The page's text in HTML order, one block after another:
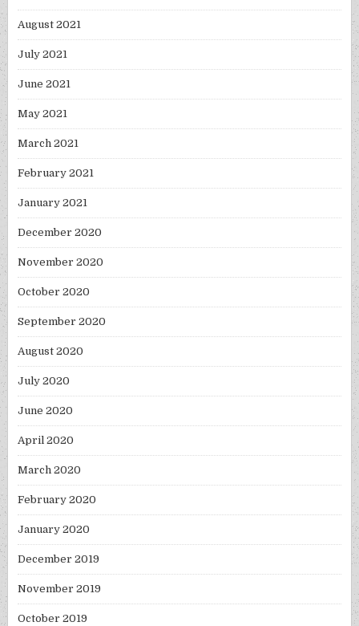
August 2021
July 2021
June 2021
May 2021
March 2021
February 2021
January 2021
December 2020
November 2020
October 2020
September 2020
August 2020
July 2020
June 2020
April 2020
March 2020
February 2020
January 2020
December 2019
November 2019
October 2019